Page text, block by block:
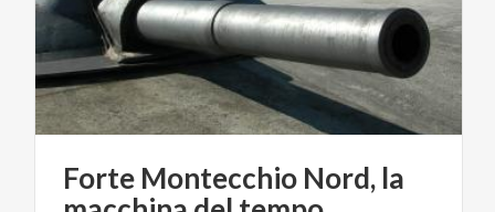
Forte Montecchio Nord, la